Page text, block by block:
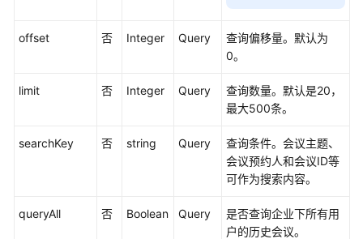
研
用
南
会
offset 否 Integer Query
查询偏移量。默认为
0。
limit 否 Integer Query
查询数量。默认是20，
最大500条。
searchKey 否 string Query
查询条件。会议主题、
会议预约人和会议ID等
可作为搜索内容。
queryAll 否 Boolean Query
是否查询企业下所有用
户的历史会议。